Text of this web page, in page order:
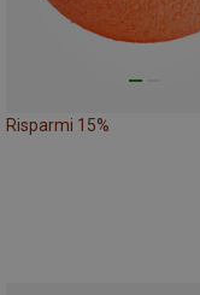
Risparmi 15%